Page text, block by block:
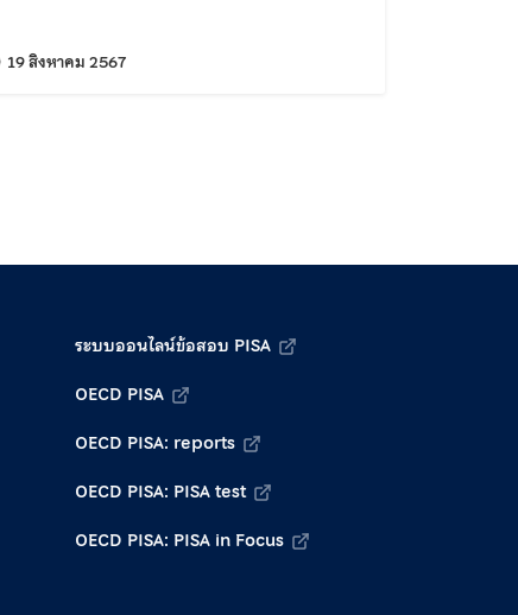
19 สิงหาคม 2567แก้ไขล่าสุดเมื่อ:
ระบบออนไลน์ข้อสอบ PISA
OECD PISA
OECD PISA: reports
OECD PISA: PISA test
OECD PISA: PISA in Focus